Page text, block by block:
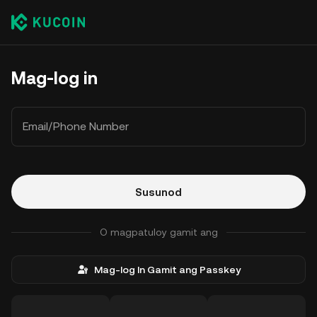
Mag-log in
Email/Phone Number
Susunod
O magpatuloy gamit ang
Mag-log In Gamit ang Passkey